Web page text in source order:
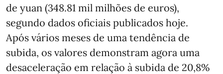
de yuan (348.81 mil milhões de euros),
segundo dados oficiais publicados hoje.
Após vários meses de uma tendência de
subida, os valores demonstram agora uma
desaceleração em relação à subida de 20,8%